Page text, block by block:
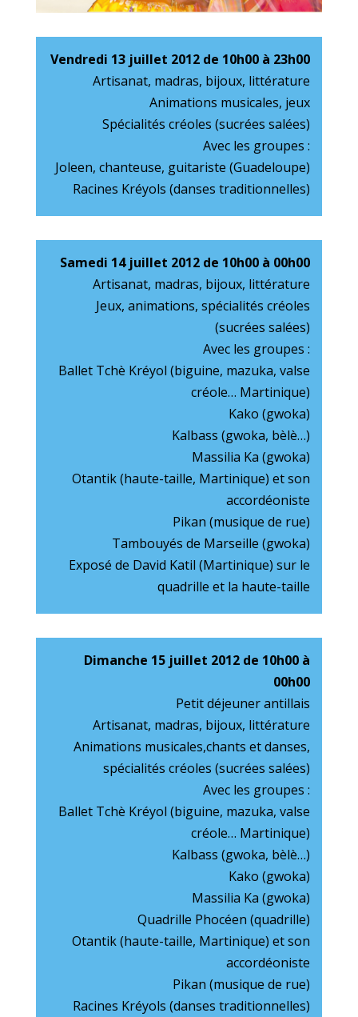
Vendredi 13 juillet 2012 de 10h00 à 23h00
Artisanat, madras, bijoux, littérature
Animations musicales, jeux
Spécialités créoles (sucrées salées)
Avec les groupes :
Joleen, chanteuse, guitariste (Guadeloupe)
Racines Kréyols (danses traditionnelles)
Samedi 14 juillet 2012 de 10h00 à 00h00
Artisanat, madras, bijoux, littérature
Jeux, animations, spécialités créoles
(sucrées salées)
Avec les groupes :
Ballet Tchè Kréyol (biguine, mazuka, valse
créole… Martinique)
Kako (gwoka)
Kalbass (gwoka, bèlè…)
Massilia Ka (gwoka)
Otantik (haute-taille, Martinique) et son
accordéoniste
Pikan (musique de rue)
Tambouyés de Marseille (gwoka)
Exposé de David Katil (Martinique) sur le
quadrille et la haute-taille
Dimanche 15 juillet 2012 de 10h00 à
00h00
Petit déjeuner antillais
Artisanat, madras, bijoux, littérature
Animations musicales,chants et danses,
spécialités créoles (sucrées salées)
Avec les groupes :
Ballet Tchè Kréyol (biguine, mazuka, valse
créole… Martinique)
Kalbass (gwoka, bèlè…)
Kako (gwoka)
Massilia Ka (gwoka)
Quadrille Phocéen (quadrille)
Otantik (haute-taille, Martinique) et son
accordéoniste
Pikan (musique de rue)
Racines Kréyols (danses traditionnelles)